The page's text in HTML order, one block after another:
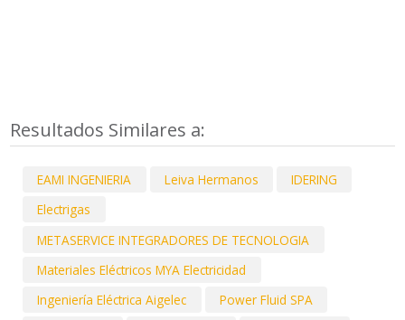
Resultados Similares a:
EAMI INGENIERIA Leiva Hermanos
IDERING
Electrigas
METASERVICE INTEGRADORES DE TECNOLOGIA
Materiales Eléctricos MYA Electricidad
Ingeniería Eléctrica Aigelec
Power Fluid SPA